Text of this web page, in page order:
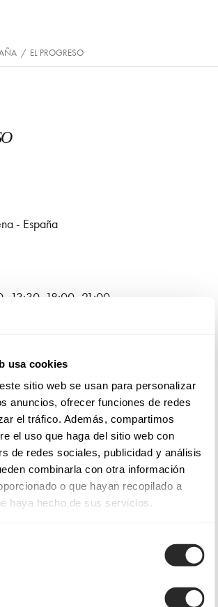
usa cookies
sitio web se usan para personalizar
anuncios, ofrecer funciones de redes
el tráfico. Además, compartimos
el uso que haga del sitio web con
de redes sociales, publicidad y análisis
combinarla con otra información
o que hayan recopilado a
haya hecho de sus servicios.
/ EL PROGRESO
- España
18:00–21:00
18:00–21:00
18:00–21:00
PIDE TU CITA